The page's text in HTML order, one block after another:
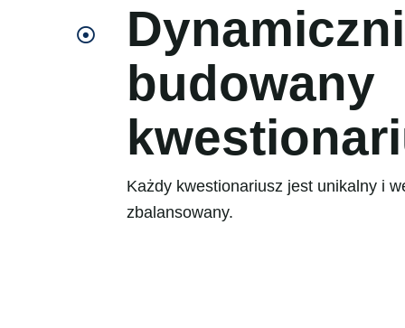
budowany
Każdy kwestionariusz jest unikalny i
zbalansowany.